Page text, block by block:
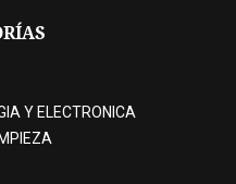
Y ELECTRONICA